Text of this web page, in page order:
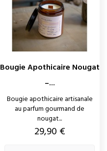
Bougie Apothicaire Nougat
–...
Bougie apothicaire artisanale
au parfum gourmand de
nougat...
Prix
29,90 €